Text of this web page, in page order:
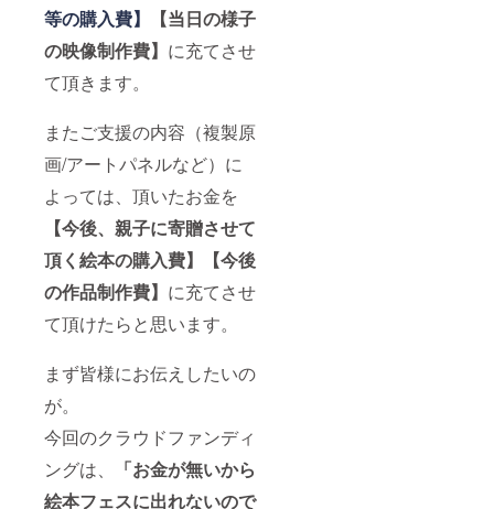
等の購入費】
【当日の様子
の映像制作費】 に充てさせ
て頂きます。
またご支援の内容（複製原
画/アートパネルなど）に
よっては、頂いたお金を
【今後、親子に寄贈させて
頂く絵本の購入費】【今後
の作品制作費】 に充てさせ
て頂けたらと思います。
まず皆様にお伝えしたいの
が。
今回のクラウドファンディ
ングは、
「お金が無いから
絵本フェスに出れないので